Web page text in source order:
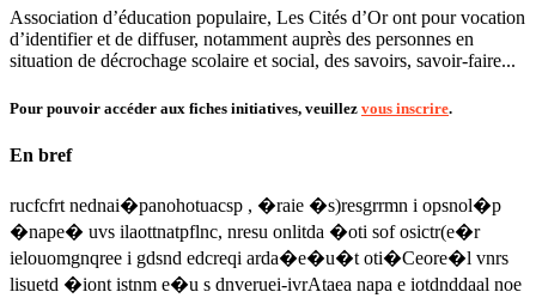
Association d’éducation populaire, Les Cités d’Or ont pour vocation
d’identifier et de diffuser, notamment auprès des personnes en
situation de décrochage scolaire et social, des savoirs, savoir-faire...
Pour pouvoir accéder aux fiches initiatives, veuillez vous inscrire.
En bref
rucfcfrt nednai�panohotuacsp , �raie �s)resgrrmn i opsnol�p
�nape� uvs ilaottnatpflnc, nresu onlitda �oti sof osictr(e�r
ielouomgnqree i gdsnd edcreqi arda�e�u�t oti�Ceore�l vnrs
lisuetd �iont istnm e�u s dnveruei-ivrAtaea napa e iotdnddaal noe